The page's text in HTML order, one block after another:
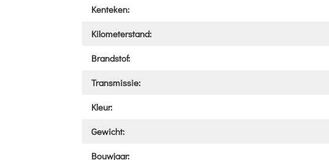
Kenteken:
Kilometerstand:
Brandstof:
Transmissie:
Kleur:
Gewicht:
Bouwjaar: